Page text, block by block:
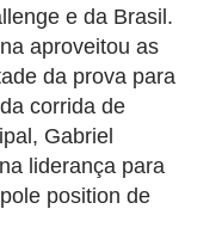
e da Brasil.
aproveitou as
da prova para
corrida de
Gabriel
liderança para
position de